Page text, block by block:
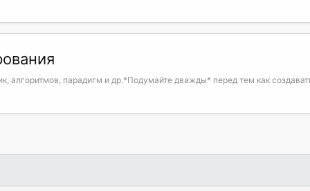
алгоритмов, парадигм и др.*Подумайте дважды* перед тем как